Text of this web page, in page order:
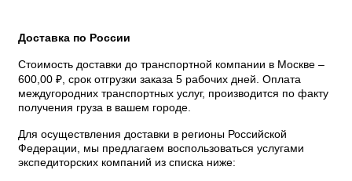
Доставка по России
Стоимость доставки до транспортной компании в Москве –
600,00 ₽, срок отгрузки заказа 5 рабочих дней. Оплата
междугородних транспортных услуг, производится по факту
получения груза в вашем городе.
Для осуществления доставки в регионы Российской
Федерации, мы предлагаем воспользоваться услугами
экспедиторских компаний из списка ниже: